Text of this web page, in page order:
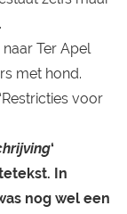
Ter Apel
met hond.
voor
‘
In
nog wel een